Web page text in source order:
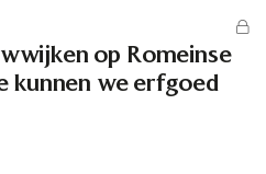
op Romeinse
kunnen we erfgoed